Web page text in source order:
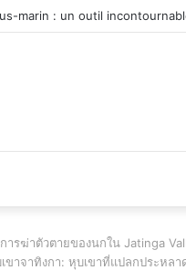
du véhicule d’occasion en
รฆ่าตัวตายของนกใน Jatinga
ขาจาทิงกา: หุบเขาที่แปลกประห